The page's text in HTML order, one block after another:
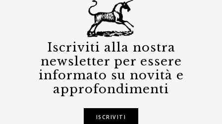
Iscriviti alla nostra
newsletter per essere
informato su novità e
approfondimenti
ISCRIVITI